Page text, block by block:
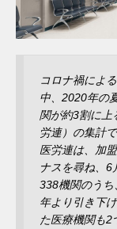
コロナ禍によ
中、2020年の
関が約3割に上
労連）の集計
医労連は、加
ナスを尋ね、6
338機関のう
年より引き下
た医療機関も2